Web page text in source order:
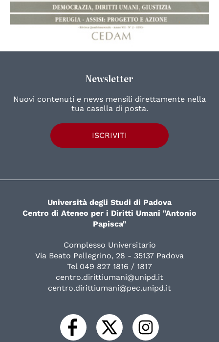
Newsletter
Nuovi contenuti e news mensili direttamente nella
tua casella di posta.
ISCRIVITI
Università degli Studi di Padova
Centro di Ateneo per i Diritti Umani "Antonio
Papisca"
Complesso Universitario
Via Beato Pellegrino, 28 - 35137 Padova
Tel 049 827 1816 / 1817
centro.dirittiumani@unipd.it
centro.dirittiumani@pec.unipd.it